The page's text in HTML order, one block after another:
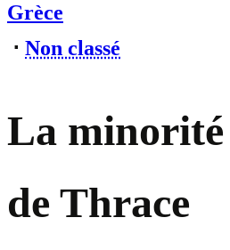
Grèce
⋅ Non classé
La
de Thrace